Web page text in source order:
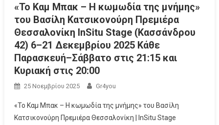
«Το Καμ Μπακ – Η κωμωδία της μνήμης»
του Βασίλη Κατσικονούρη Πρεμιέρα
Θεσσαλονίκη InSitu Stage (Κασσάνδρου
42) 6–21 Δεκεμβρίου 2025 Κάθε
Παρασκευή–Σάββατο στις 21:15 και
Κυριακή στις 20:00
25 Νοεμβρίου 2025 Gr4you
«Το Καμ Μπακ – Η κωμωδία της μνήμης» του Βασίλη
Κατσικονούρη Πρεμιέρα Θεσσαλονίκη | InSitu Stage